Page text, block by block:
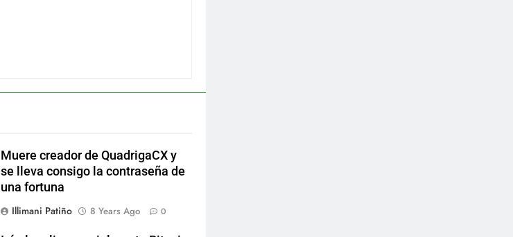
Muere creador de QuadrigaCX y
se lleva consigo la contraseña de
una fortuna
Illimani Patiño
8 Years Ago 0